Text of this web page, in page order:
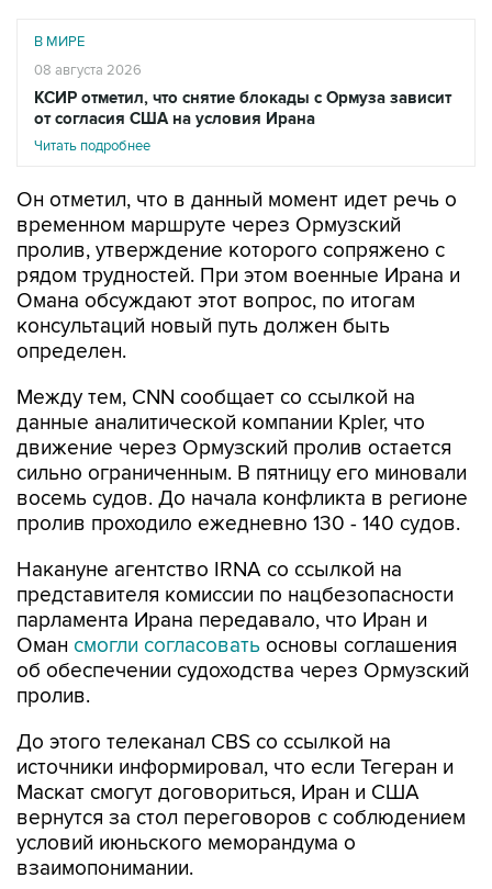
В МИРЕ
08 августа 2026
КСИР отметил, что снятие блокады с Ормуза зависит
от согласия США на условия Ирана
Читать подробнее
Он отметил, что в данный момент идет речь о
временном маршруте через Ормузский
пролив, утверждение которого сопряжено с
рядом трудностей. При этом военные Ирана и
Омана обсуждают этот вопрос, по итогам
консультаций новый путь должен быть
определен.
Между тем, CNN сообщает со ссылкой на
данные аналитической компании Kpler, что
движение через Ормузский пролив остается
сильно ограниченным. В пятницу его миновали
восемь судов. До начала конфликта в регионе
пролив проходило ежедневно 130 - 140 судов.
Накануне агентство IRNA со ссылкой на
представителя комиссии по нацбезопасности
парламента Ирана передавало, что Иран и
Оман смогли согласовать основы соглашения
об обеспечении судоходства через Ормузский
пролив.
До этого телеканал CBS со ссылкой на
источники информировал, что если Тегеран и
Маскат смогут договориться, Иран и США
вернутся за стол переговоров с соблюдением
условий июньского меморандума о
взаимопонимании.